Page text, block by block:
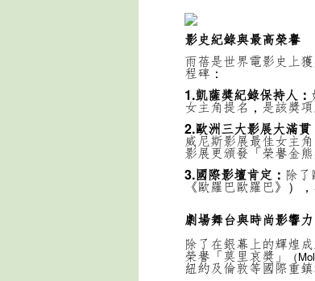
影史紀錄與最高榮譽
雨蓓是世界電影史上
程碑：
1.凱薩獎紀錄保持人：
女主角提名，是該獎
2.歐洲三大影展大滿貫
威尼斯影展最佳女主
影展更頒發「榮譽金
3.國際影壇肯定： 除
《歐羅巴歐羅巴》）
劇場舞台與時尚影響力
除了在銀幕上的輝煌
榮譽「莫里哀獎」 （
紐約及倫敦等國際重